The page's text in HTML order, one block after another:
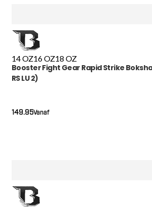
14 OZ16 OZ18 OZ
Booster Fight Gear Rapid Strike
RS LU 2)
Vanaf
149.95